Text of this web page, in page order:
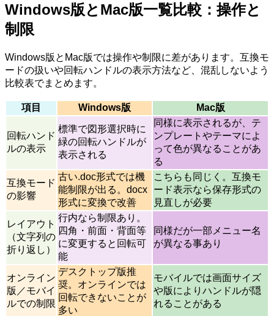
Windows版とMac版一覧比較：操作と
制限
Windows版とMac版では操作や制限に差があります。互換モ
ードの扱いや回転ハンドルの表示方法など、混乱しないよう
比較表でまとめます。
項目 Windows版 Mac版
回転ハンド
ルの表示
標準で図形選択時に
緑の回転ハンドルが
表示される
同様に表示されるが、テ
ンプレートやテーマによ
って色が異なることがあ
る
互換モード
の影響
古い.doc形式では機
能制限が出る。docx
形式に変換で改善
こちらも同じく。互換モ
ード表示なら保存形式の
見直しが必要
レイアウト
（文字列の
折り返し）
行内なら制限あり。
四角・前面・背面等
に変更すると回転可
能
同様だが一部メニュー名
が異なる事あり
オンライン
版／モバイ
ルでの制限
デスクトップ版推
奨。オンラインでは
回転できないことが
多い
モバイルでは画面サイズ
や版によりハンドルが隠
れることがある